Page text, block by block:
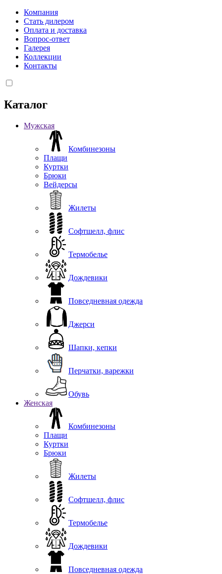
Компания
Стать дилером
Оплата и доставка
Вопрос-ответ
Галерея
Коллекции
Контакты
Каталог
Мужская
Комбинезоны
Плащи
Куртки
Брюки
Вейдерсы
Жилеты
Софтшелл, флис
Термобелье
Дождевики
Повседневная одежда
Джерси
Шапки, кепки
Перчатки, варежки
Обувь
Женская
Комбинезоны
Плащи
Куртки
Брюки
Жилеты
Софтшелл, флис
Термобелье
Дождевики
Повседневная одежда